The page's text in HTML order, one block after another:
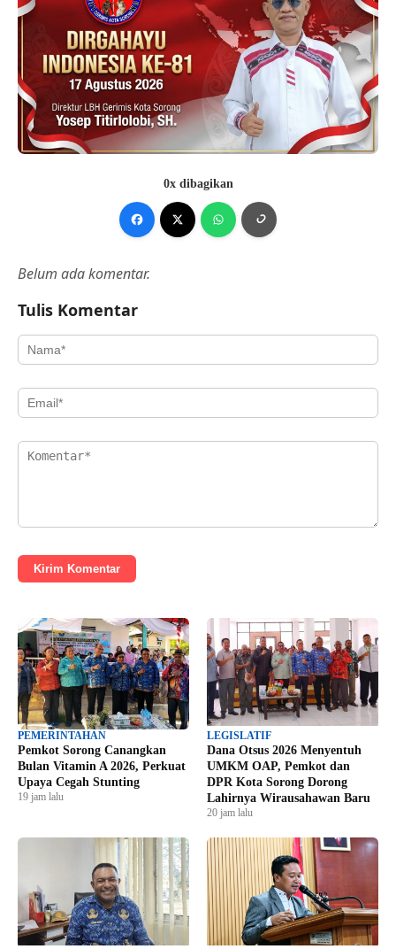
0x dibagikan
Belum ada komentar.
Tulis Komentar
Kirim Komentar
PEMERINTAHAN
Pemkot Sorong Canangkan
Bulan Vitamin A 2026, Perkuat
Upaya Cegah Stunting
19 jam lalu
LEGISLATIF
Dana Otsus 2026 Menyentuh
UMKM OAP, Pemkot dan
DPR Kota Sorong Dorong
Lahirnya Wirausahawan Baru
20 jam lalu